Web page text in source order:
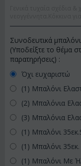
Συνοδευτικά
(Υποδείξτε το θέμα
παρατηρήσεις) :
Όχι ευχαριστώ
(1) Μπαλόνι
(2) Μπαλόνια
(3) Μπαλόνια
(1) Μπαλόνι
(1) Μπαλόνι
(1) Μπαλόνι Με